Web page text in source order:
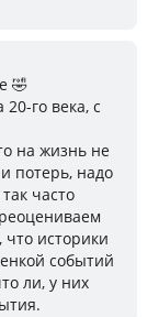
🤣
го века, с
на жизнь не
потерь, надо
часто
историки
событий
ли, у них